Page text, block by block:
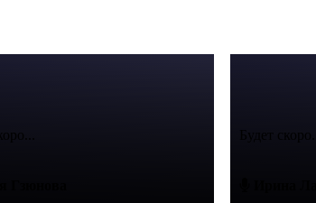
Будет скоро...